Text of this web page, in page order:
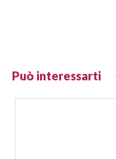
Può interessarti